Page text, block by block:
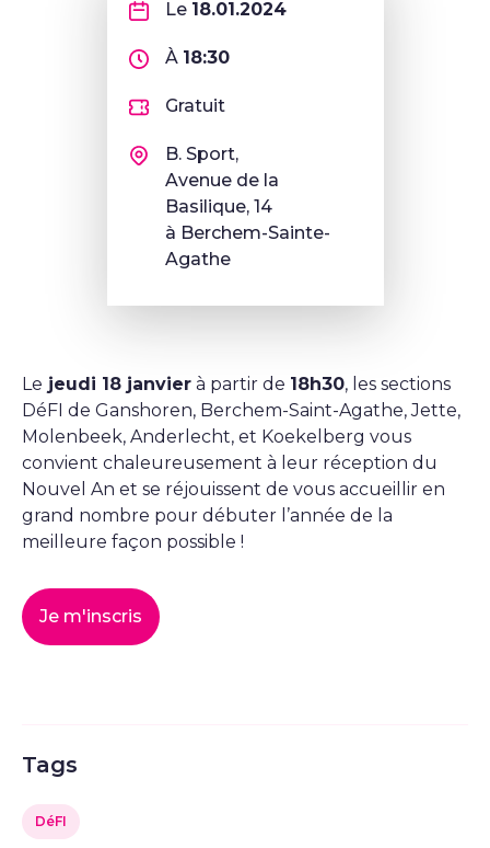
Le 18.01.2024
À 18:30
Gratuit
B. Sport,
Avenue de la
Basilique, 14
à Berchem-Sainte-
Agathe
Le jeudi 18 janvier à partir de 18h30, les sections
DéFI de Ganshoren, Berchem-Saint-Agathe, Jette,
Molenbeek, Anderlecht, et Koekelberg vous
convient chaleureusement à leur réception du
Nouvel An et se réjouissent de vous accueillir en
grand nombre pour débuter l’année de la
meilleure façon possible !
Je m'inscris
Tags
DéFI